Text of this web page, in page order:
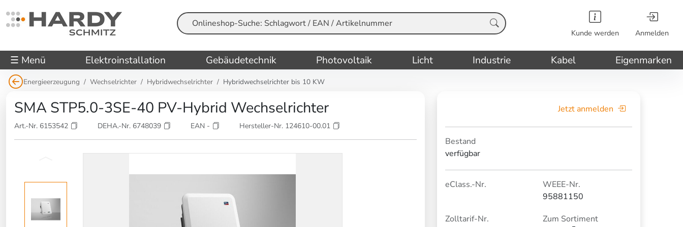
Suche Kunde werden Anmelden
☰ Menü Elektroinstallation Gebäudetechnik Photovoltaik Licht Industrie Kabel Eigenmarken
Energieerzeugung Wechselrichter Hybridwechselrichter Hybridwechselrichter bis 10 KW
SMA STP5.0-3SE-40 PV-Hybrid Wechselrichter
Art.-Nr. 6153542 DEHA.-Nr. 6748039 EAN - Hersteller-Nr. 124610-00.01
Jetzt anmelden
Bestand
verfügbar
eClass.-Nr.
WEEE-Nr.
95881150
Zolltarif-Nr.
Zum Sortiment